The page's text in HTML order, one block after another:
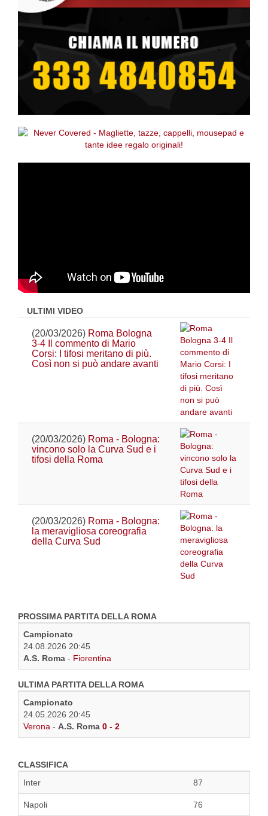
ULTIMI VIDEO
(20/03/2026) Roma Bologna
3-4 Il commento di Mario
Corsi: I tifosi meritano di più.
Così non si può andare avanti
(20/03/2026) Roma - Bologna:
vincono solo la Curva Sud e i
tifosi della Roma
(20/03/2026) Roma - Bologna:
la meravigliosa coreografia
della Curva Sud
PROSSIMA PARTITA DELLA ROMA
Campionato
24.08.2026 20:45
A.S. Roma - Fiorentina
ULTIMA PARTITA DELLA ROMA
Campionato
24.05.2026 20:45
Verona - A.S. Roma 0 - 2
CLASSIFICA
Inter
87
Napoli 76